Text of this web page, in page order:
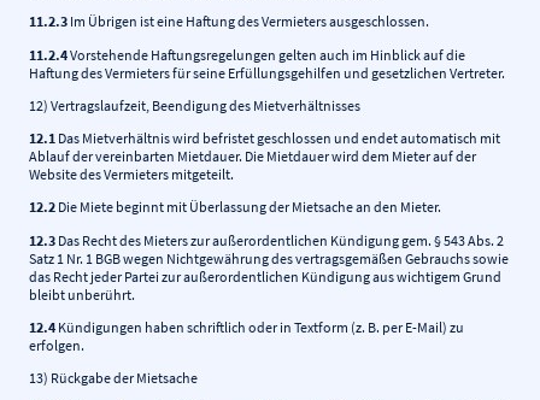
11.2.3 Im Übrigen ist eine Haftung des Vermieters ausgeschlossen.
11.2.4Vorstehende Haftungsregelungen gelten auch im Hinblick auf die
Haftung des Vermieters für seine Erfüllungsgehilfen und gesetzlichen Vertreter.
12) Vertragslaufzeit, Beendigung des Mietverhältnisses
12.1 Das Mietverhältnis wird befristet geschlossen und endet automatisch mit
Ablauf der vereinbarten Mietdauer. Die Mietdauer wird dem Mieter auf der
Website des Vermieters mitgeteilt.
12.2 Die Miete beginnt mit Überlassung der Mietsache an den Mieter.
12.3 Das Recht des Mieters zur außerordentlichen Kündigung gem. § 543 Abs. 2
Satz 1 Nr. 1 BGB wegen Nichtgewährung des vertragsgemäßen Gebrauchs sowie
das Recht jeder Partei zur außerordentlichen Kündigung aus wichtigem Grund
bleibt unberührt.
12.4 Kündigungen haben schriftlich oder in Textform (z. B. per E-Mail) zu
erfolgen.
13) Rückgabe der Mietsache